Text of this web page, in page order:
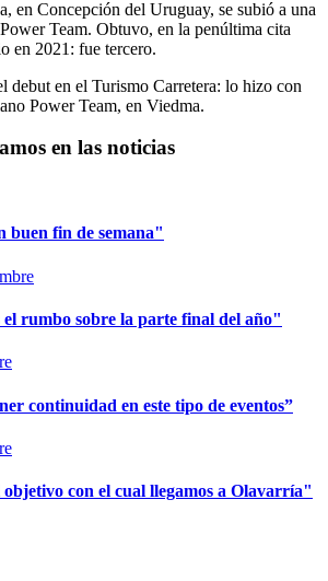
en Concepción del Uruguay, se subió a una
Team. Obtuvo, en la penúltima cita
en 2021: fue tercero.
debut en el Turismo Carretera: lo hizo con
Power Team, en Viedma.
en las noticias
buen fin de semana"
rumbo sobre la parte final del año"
continuidad en este tipo de eventos”
con el cual llegamos a Olavarría"